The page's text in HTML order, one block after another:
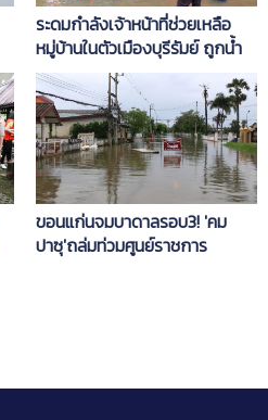
ระดมกำลังเจ้าหน้าที่ช่วยเหลือ
หมู่บ้านในตัวเมืองบุรีรัมย์ ถูกน้ำ
ท่วมกว่า 200 หลังคาเรือน
ขอนแก่นจมบาดาลรอบ3! 'คม
ปาซุ'ถล่มท่วมศูนย์ราชการ